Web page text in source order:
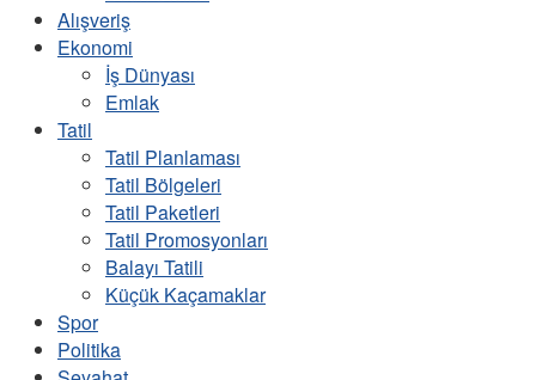
Alışveriş
Ekonomi
İş Dünyası
Emlak
Tatil
Tatil Planlaması
Tatil Bölgeleri
Tatil Paketleri
Tatil Promosyonları
Balayı Tatili
Küçük Kaçamaklar
Spor
Politika